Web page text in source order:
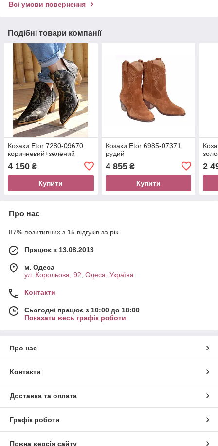
Всі умови повернення
Подібні товари компанії
Козаки Etor 7280-09670
коричневий+зелений
4 150 ₴
Купити
Козаки Etor 6985-07371
рудий
4 855₴
Купити
2
Про нас
87% позитивних з 15 відгуків за рік
Працює з 13.08.2013
м. Одеса
ул. Корольова, 92, Одеса, Україна
Контакти
Сьогодні працює з 10:00 до 18:00
Показати весь графік роботи
Про нас
Контакти
Доставка та оплата
Графік роботи
Повна версія сайту